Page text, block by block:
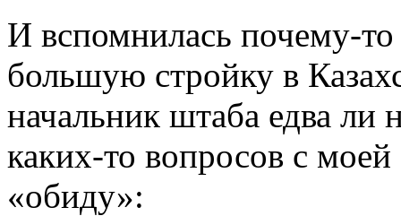
И вспомнилась почему-
большую стройку в
начальник штаба едва ли
каких-то вопросов с
«обиду»: